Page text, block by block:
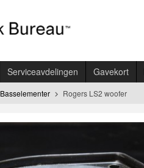
Serviceavdelingen Gavekort
Basselementer Rogers LS2 woofer